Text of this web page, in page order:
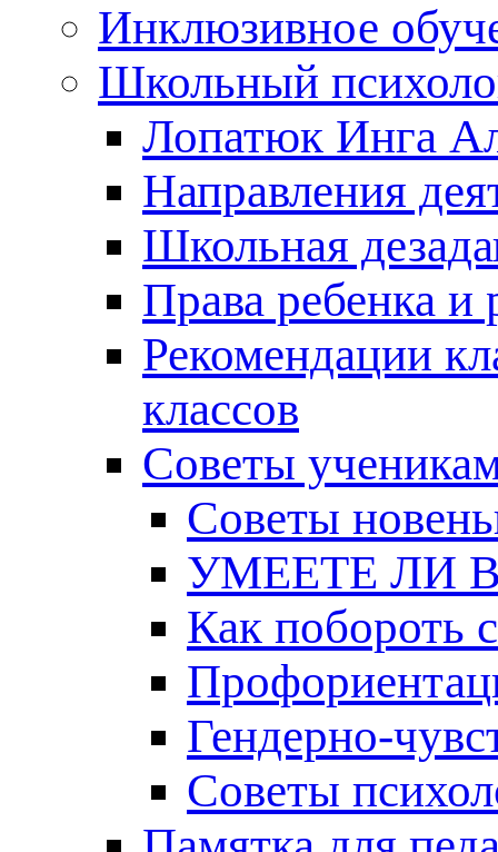
Инклюзивное
Школьный
Лопатюк Инга
Направления
Школьная
Права ребенка и
Рекомендации
классов
Советы
Советы
УМЕЕТЕ ЛИ
Как побороть
Гендерно-
Советы